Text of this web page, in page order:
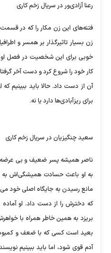
رعنا آزادی‌ور در سریال زخم کاری
فتنه‌های این زن مکار را که در
زن بسیار تاثیرگذار بر همسر و
خوبی برای این شخصیت در فصل
کار خود را شروع کرد و دست آخر
آن از دست داد. حالا باید ببینیم
برای ریزآبادی‌ها دارد یا نه.
سعید چنگیزیان در سریال زخم کاری
ناصر همیشه پسر ضعیف و بی
به او باعث حسادت همیشگی‌اش به
مانع رسیدن به جایگاه اصلی خود
که دخترش را از دست داد. او آماده
بریزد به همین خاطر همراه با
بعید است کسی که با ضعف و
آدم قوی شود، اما باید ببینیم